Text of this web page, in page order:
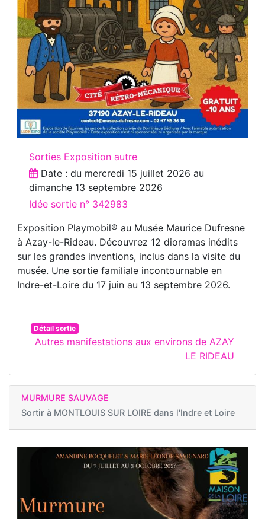
Sorties Exposition autre
Date : du mercredi 15 juillet 2026 au
dimanche 13 septembre 2026
Idée sortie n° 342983
Exposition Playmobil® au Musée Maurice Dufresne
à Azay-le-Rideau. Découvrez 12 dioramas inédits
sur les grandes inventions, inclus dans la visite du
musée. Une sortie familiale incontournable en
Indre-et-Loire du 17 juin au 13 septembre 2026.
Détail sortie
Autres manifestations aux environs de AZAY
LE RIDEAU
MURMURE SAUVAGE
Sortir à MONTLOUIS SUR LOIRE dans l'Indre et Loire